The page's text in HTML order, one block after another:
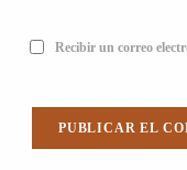
Recibir un correo